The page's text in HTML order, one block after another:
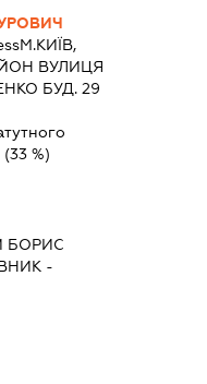
М.КИЇВ,
ВУЛИЦЯ
БУД. 29
(33 %)
БОРИС
-